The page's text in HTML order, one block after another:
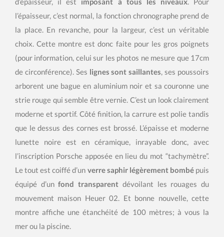
l’épaisseur, c’est normal, la fonction chronographe prend de
la place. En revanche, pour la largeur, c’est un véritable
choix. Cette montre est donc faite pour les gros poignets
(pour information, celui sur les photos ne mesure que 17cm
de circonférence). Ses lignes sont saillantes, ses poussoirs
arborent une bague en aluminium noir et sa couronne une
strie rouge qui semble être vernie. C’est un look clairement
moderne et sportif. Côté finition, la carrure est polie tandis
que le dessus des cornes est brossé. L’épaisse et moderne
lunette noire est en céramique, inrayable donc, avec
l’inscription Porsche apposée en lieu du mot “tachymètre”.
Le tout est coiffé d’un verre saphir légèrement bombépuis
équipé d’unfond transparent dévoilant les rouages du
mouvement maison Heuer 02. Et bonne nouvelle, cette
montre affiche une étanchéité de 100 mètres; à vous la
mer ou la piscine.